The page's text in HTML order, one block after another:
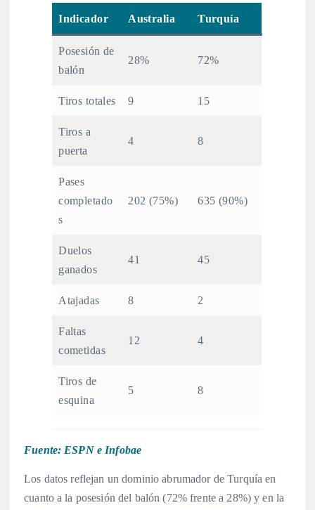
Indicador Australia Turquía
Posesión de
balón
28% 72%
Tiros totales 9 15
Tiros a
puerta
4 8
Pases
completado
s
202 (75%) 635 (90%)
Duelos
ganados
41 45
Atajadas 8 2
Faltas
cometidas
12 4
Tiros de
esquina
5 8
Fuente: ESPNe Infobae
Los datos reflejan un dominio abrumador de Turquía en
cuanto a la posesión del balón (72% frente a 28%) y en la